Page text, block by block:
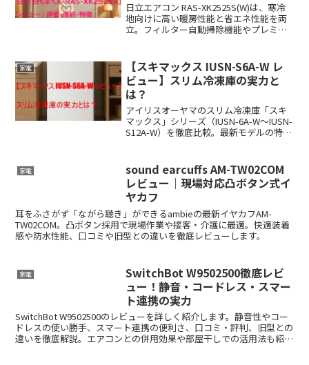
日立エアコン RAS-XK2525S(W)は、寒冷
地向けに高い暖房性能と省エネ性能を両
立。フィルター自動掃除機能やプレミア
情報もチェック！
家電
【スキマックス IUSN-S6A-W レ
ビュー】スリム冷凍庫の実力と
は？
アイリスオーヤマのスリム冷凍庫「スキ
マックス」シリーズ（IUSN-6A-W〜IUSN-
S12A-W）を徹底比較。最新モデルの特長
家電
sound earcuffs AM-TW02COM
レビュー｜現場対応凸ボタン式イ
ヤカフ
耳をふさがず「ながら聴き」ができるambieの最新イヤカフAM-
TW02COM。凸ボタン採用で現場作業や接客・介護に最適。快適装着
感や防水性能、口コミや旧型との違いを徹底レビューします。
家電
SwitchBot W9502500徹底レビ
ュー！静音・コードレス・スマー
ト連携の実力
SwitchBot W9502500のレビューを詳しく紹介します。静音性やコー
ドレスの使い勝手、スマート連携の便利さ、口コミ・評判、旧型との
違いを徹底解説。エアコンとの併用効果や部屋干しでの活用法も紹介